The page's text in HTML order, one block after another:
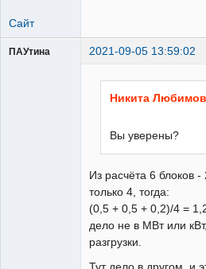
Сайт
ПАУтина 2021-09-05 13:59:02
Никита Любимов
Вы уверены?
Из расчёта 6 блоков -
только 4, тогда:
(0,5 + 0,5 + 0,2)/4 =
дело не в МВт или
разгрузки.